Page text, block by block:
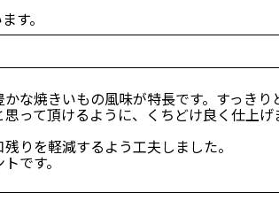
す。
な焼きいもの風味が特長です。すっきり
って頂けるように、くちどけ良く仕上げ
りを軽減するよう工夫しました。
です。